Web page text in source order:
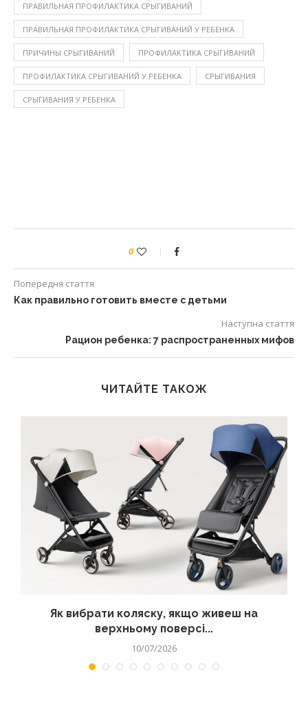
ПРАВИЛЬНАЯ ПРОФИЛАКТИКА СРЫГИВАНИЙ
ПРАВИЛЬНАЯ ПРОФИЛАКТИКА СРЫГИВАНИЙ У РЕБЕНКА
ПРИЧИНЫ СРЫГИВАНИЙ ПРОФИЛАКТИКА СРЫГИВАНИЙ
ПРОФИЛАКТИКА СРЫГИВАНИЙ У РЕБЕНКА СРЫГИВАНИЯ
СРЫГИВАНИЯ У РЕБЕНКА
0
Попередня стаття
Как правильно готовить вместе с детьми
Наступна стаття
Рацион ребенка: 7 распространенных мифов
ЧИТАЙТЕ ТАКОЖ
Як вибрати коляску, якщо живеш на
верхньому поверсі...
10/07/2026